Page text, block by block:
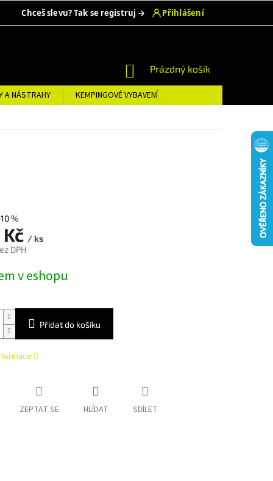
NÁKUPNÍ
KOŠÍK
Prázdný košík
A NÁSTRAHY
KEMPINGOVÉ VYBAVENÍ
%
/ ks
DPH
v eshopu
Přidat do košíku
ZEPTAT SE HLÍDAT SDÍLET